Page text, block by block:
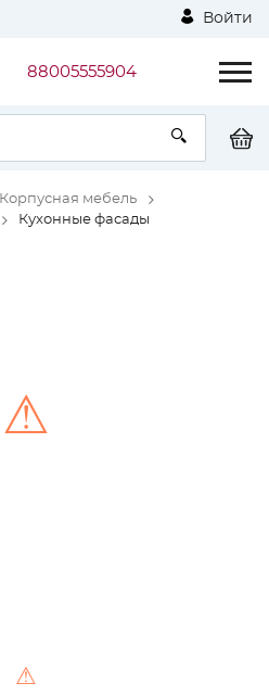
Войти
88005555904
Корпусная мебель
Кухонные фасады
⚠
⚠